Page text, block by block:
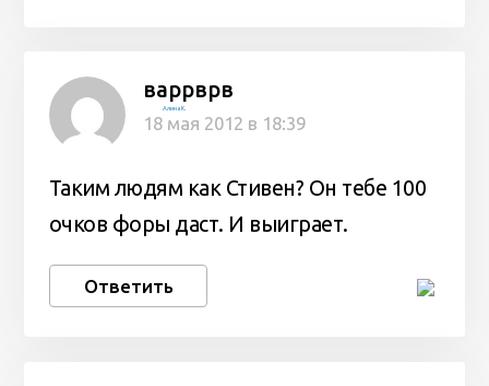
варрврв
Алина К.
18 мая 2012 в 18:39
Таким людям как Стивен? Он тебе 100
очков форы даст. И выиграет.
Ответить